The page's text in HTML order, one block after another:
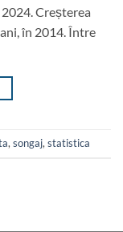
Creșterea
în 2014. Între
, songaj, statistica